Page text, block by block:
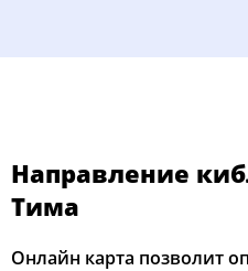
Направление
Тима
Онлайн карта позволит